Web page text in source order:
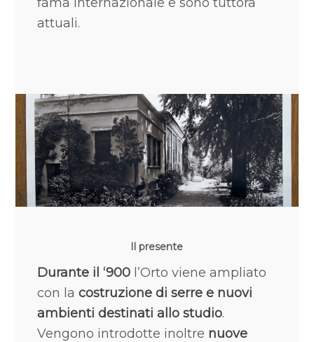
attuali.
Il presente
Durante il ‘900l’Orto viene ampliato
con la costruzione di serre e nuovi
ambienti destinati allo studio.
Vengono introdotte inoltre nuove